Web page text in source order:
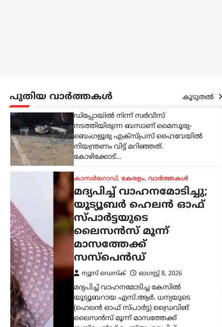
പുതിയ വാർത്തകൾ കൂടുതൽ
ഡിപ്പോയിൽ നിന്ന് സർവീസ്
നടത്തിയിരുന്ന ബസാണ് മൈസൂരു-
ബെംഗളൂരു എക്സ്പ്രസ് ഹൈവേയിൽ
നിയന്ത്രണം വിട്ട് മറിഞ്ഞത്.
കോഴിക്കോട്…
കാസർഗോഡ്
മദ്യപിച്ച് വാഹനമോടിച്ചു;
യൂട്യൂബർ ഹെലൻ ഓഫ്
സ്പാർട്ടയുടെ
ലൈസൻസ് മൂന്ന്
മാസത്തേക്ക്
സസ്‌പെൻഡ്
ന്യൂസ് ഡെസ്ക് ഓഗസ്റ്റ്‌ 8, 2026
മദ്യപിച്ച് വാഹനമോടിച്ച കേസിൽ
യൂട്യൂബറായ എസ്.ആർ. ധന്യയുടെ
(ഹെലൻ ഓഫ് സ്പാർട്ട) ഡ്രൈവിങ്
ലൈസൻസ് മൂന്ന് മാസത്തേക്ക്
സസ്‌പെൻഡ് ചെയ്തു. മദ്യപിച്ച്
അപകടസാധ്യത സൃഷ്ടിക്കുന്ന